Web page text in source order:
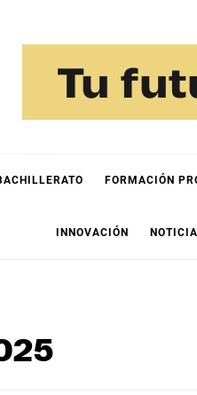
FORMACIÓN
INNOVACIÓN